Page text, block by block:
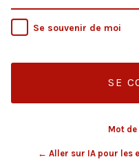
Se souvenir de moi
Mot
← Aller sur IA pour les